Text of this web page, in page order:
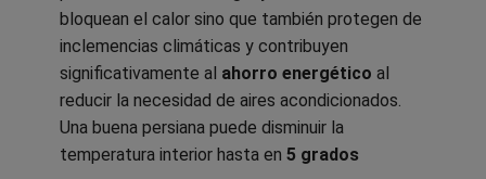
bloquean el calor sino que también protegen de
inclemencias climáticas y contribuyen
significativamente al ahorro energético al
reducir la necesidad de aires acondicionados.
Una buena persiana puede disminuir la
temperatura interior hasta en 5 grados